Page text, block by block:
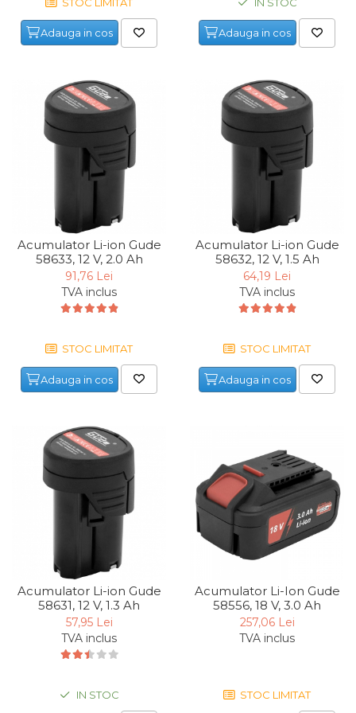
Capre & Suporti Auto
Pat Mobil Auto
Set / trusa chei tubulare
Chei Tubulare
Multimetru Digital
Bara Tractare Auto
(combustibil)
Presa Hidraulica Tinichigerie
& Suruburi
Extractor Rulmenti
Cabluri
Pompa transfer lichide
Pompa Aer
Ulei Hidraulic
Troliu
Palan
Dinamometric
Carucior Scule
Auto
Stetoscop Auto
Tester Compresie Auto
Schimbare Lichid Frana
Adauga in cos Adauga in cos
Acumulator Li-ion Gude
58633, 12 V, 2.0 Ah
91,76 Lei
TVA inclus
STOC LIMITAT
Adauga in cos
Acumulator Li-ion Gude
58632, 12 V, 1.5 Ah
64,19 Lei
TVA inclus
STOC LIMITAT
Adauga in cos
Acumulator Li-ion Gude
58631, 12 V, 1.3 Ah
57,95 Lei
TVA inclus
IN STOC
Acumulator Li-Ion Gude
58556, 18 V, 3.0 Ah
257,06 Lei
TVA inclus
STOC LIMITAT